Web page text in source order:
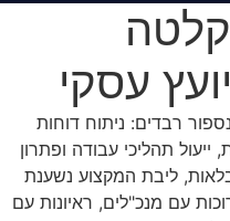
עסקי
רבדים: ניתוח דוחות
ייעול תהליכי עבודה ופתרון
ליבת המקצוע נשענת
עם מנכ"לים, ראיונות עם